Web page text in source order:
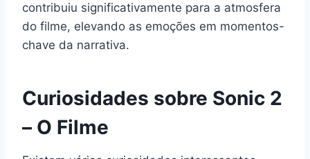
contribuiu significativamente para a atmosfera
do filme, elevando as emoções em momentos-
chave da narrativa.
Curiosidades sobre Sonic 2
– O Filme